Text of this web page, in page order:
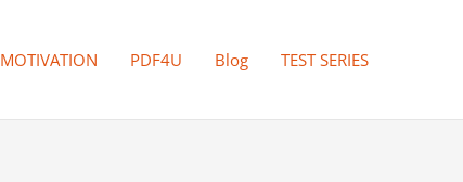
MOTIVATION PDF4U Blog TEST SERIES